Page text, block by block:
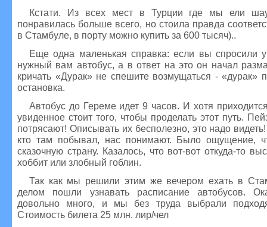
Кстати. Из всех мест в Турции где мы ели
понравилась больше всего, но стоила правда
в Стамбуле, в порту можно купить за 600 тысяч)..
Еще одна маленькая справка: если вы спросили у
нужный вам автобус, а в ответ на это он начал
кричать «Дурак» не спешите возмущаться - «дурак»
остановка.
Автобус до Гереме идет 9 часов. И хотя
увиденное стоит того, чтобы проделать этот путь.
потрясают! Описывать их бесполезно, это надо
кто там побывал, нас понимают. Было ощущение,
сказочную страну. Казалось, что вот-вот откуда-то
хоббит или злобный гоблин.
Так как мы решили этим же вечером ехать в
делом пошли узнавать расписание автобусов.
довольно много, и мы без труда выбрали
Стоимость билета 25 млн. лир/чел